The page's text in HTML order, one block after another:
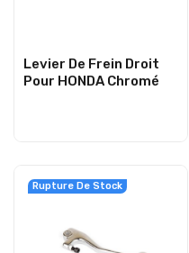
Levier De Frein Droit
Pour HONDA Chromé
Rupture De Stock